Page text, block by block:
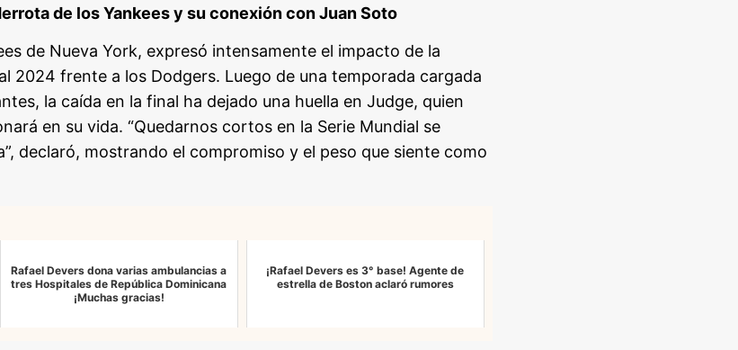
de los Yankees y su conexión con Juan Soto
de Nueva York, expresó intensamente el impacto de la
2024 frente a los Dodgers. Luego de una temporada cargada
la caída en la final ha dejado una huella en Judge, quien
en su vida. “Quedarnos cortos en la Serie Mundial se
declaró, mostrando el compromiso y el peso que siente como
Rafael Devers dona varias ambulancias a
tres Hospitales de República Dominicana
¡Muchas gracias!
¡Rafael Devers es 3° base! Agente de
estrella de Boston aclaró rumores